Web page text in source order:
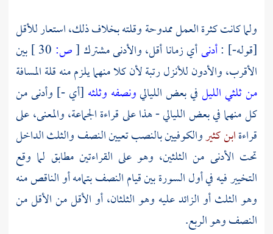
ولما كانت كثرة العمل ممدوحة وقلته بخلاف ذلك، استعار للأقل
[قوله-] :أدنىأي زمانا أقل، والأدنى مشترك [ص:
بين
الأقرب، والأدون للأنزل رتبة لأن كلا منهما يلزم منه قلة المسافة
من ثلثي الليلفي بعض اللياليونصفه وثلثه [أي -] وأدنى من
كل منهما في بعض الليالي - هذا على قراءة الجماعة، والمعنى، على
قراءةابن كثيروالكوفيين بالنصب تعيين النصف والثلث الداخل
تحت الأدنى من الثلثين، وهو على القراءتين مطابق لما وقع
التخيير فيه في أول السورة بين قيام النصف بتمامه أو الناقص منه
وهو الثلث أو الزائد عليه وهو الثلثان، أو الأقل من الأقل من
النصف وهو الربع.